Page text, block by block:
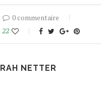
0 commentaire
22
NETTER